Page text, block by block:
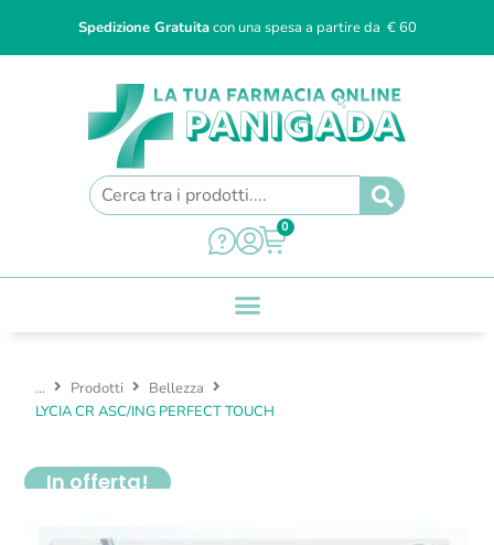
Spedizione Gratuitacon una spesa a partire da € 60
0
... Prodotti
Bellezza
LYCIA CR ASC/ING PERFECT TOUCH
In offerta!